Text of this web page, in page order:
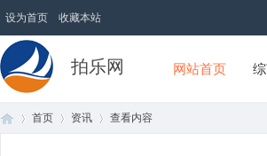
设为首页 收藏本站
拍乐网 网站首页
首页 资讯 查看内容